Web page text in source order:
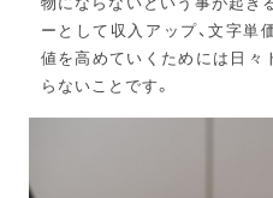
ーとして収入アップ、文字単
値を高めていくためには日々
らないことです。